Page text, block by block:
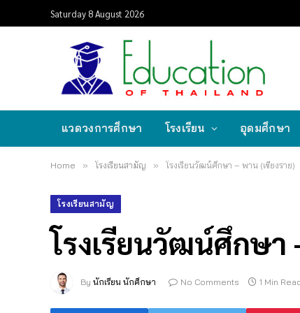
Saturday 8 August 2026
แวดวงการศึกษา โรงเรียน อุดมศึกษา
Home » โรงเรียนสามัญ » โรงเรียนวัฒน์ศึกษา – พาน (เชียงราย)
โรงเรียนสามัญ
โรงเรียนวัฒน์ศึกษา
By นักเรียน นักศึกษา No Comments 1 Min